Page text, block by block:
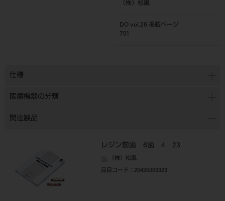
（株）松風
DO vol.26 掲載ページ
701
仕様
医療機器の分類
関連製品
レジン前歯 6歯 4 23
（株）松風
品目コード ：20435003323